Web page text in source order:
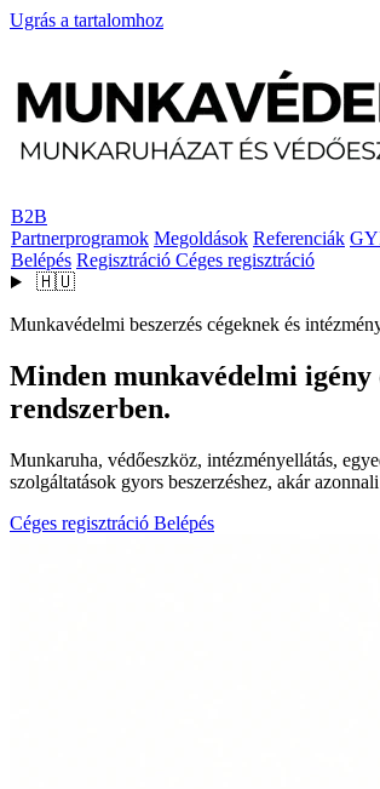
Ugrás a tartalomhoz
B2B
Partnerprogramok Megoldások Referenciák
Belépés Regisztráció Céges regisztráció
🇭🇺
Munkavédelmi beszerzés cégeknek és
Minden munkavédelmi igény
rendszerben.
Munkaruha, védőeszköz, intézményellátás,
szolgáltatások gyors beszerzéshez, akár
Céges regisztráció Belépés